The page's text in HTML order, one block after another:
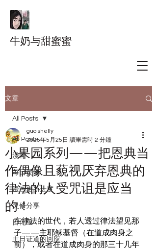
牛奶与甜蜜蜜
文章
All Posts
漫画
每日灵修
漫画更新进度
灵修分享
日化组
主日证道的回应
All Posts
小果园系列——把恩典当
作偶像且藐视厌弃恩典的
律法的人受咒诅是应当
的！
guo shelly
2025年5月25日 讀畢需時 2 分鐘
在律法的世代，若人透过律法望见那
子——主耶稣基督（在道成肉身之
前），或者在道成肉身的那三十几年